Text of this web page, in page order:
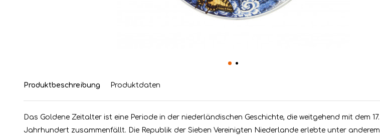
Produktbeschreibung Produktdaten
Das Goldene Zeitalter ist eine Periode in der niederländischen Geschichte, die weitgehend mit dem 17.
Jahrhundert zusammenfällt. Die Republik der Sieben Vereinigten Niederlande erlebte unter anderem